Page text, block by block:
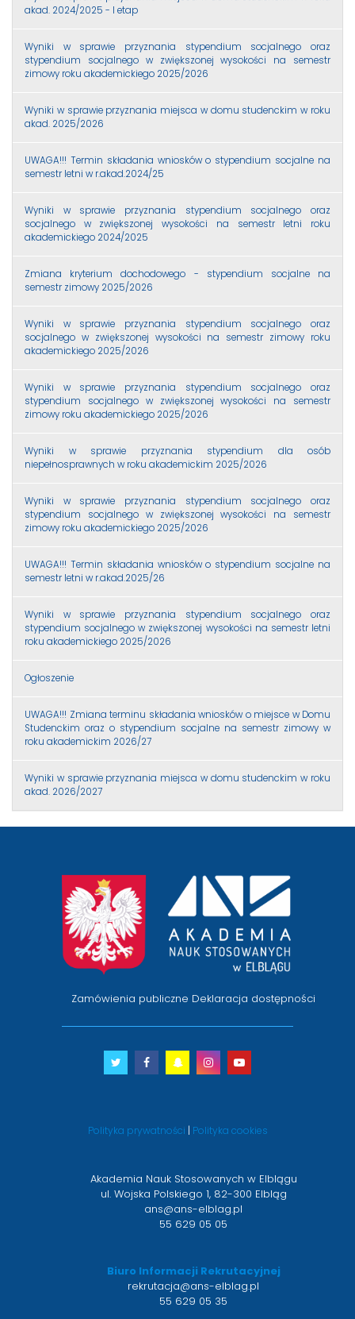
akad. 2024/2025 - I etap
Wyniki w sprawie przyznania stypendium socjalnego oraz
stypendium socjalnego w zwiększonej wysokości na semestr
zimowy roku akademickiego 2025/2026
Wyniki w sprawie przyznania miejsca w domu studenckim w roku
akad. 2025/2026
UWAGA!!! Termin składania wniosków o stypendium socjalne na
semestr letni w r.akad.2024/25
Wyniki w sprawie przyznania stypendium socjalnego oraz
socjalnego w zwiększonej wysokości na semestr letni roku
akademickiego 2024/2025
Zmiana kryterium dochodowego - stypendium socjalne na
semestr zimowy 2025/2026
Wyniki w sprawie przyznania stypendium socjalnego oraz
socjalnego w zwiększonej wysokości na semestr zimowy roku
akademickiego 2025/2026
Wyniki w sprawie przyznania stypendium socjalnego oraz
stypendium socjalnego w zwiększonej wysokości na semestr
zimowy roku akademickiego 2025/2026
Wyniki w sprawie przyznania stypendium dla osób
niepełnosprawnych w roku akademickim 2025/2026
Wyniki w sprawie przyznania stypendium socjalnego oraz
stypendium socjalnego w zwiększonej wysokości na semestr
zimowy roku akademickiego 2025/2026
UWAGA!!! Termin składania wniosków o stypendium socjalne na
semestr letni w r.akad.2025/26
Wyniki w sprawie przyznania stypendium socjalnego oraz
stypendium socjalnego w zwiększonej wysokości na semestr letni
roku akademickiego 2025/2026
Ogłoszenie
UWAGA!!! Zmiana terminu składania wniosków o miejsce w Domu
Studenckim oraz o stypendium socjalne na semestr zimowy w
roku akademickim 2026/27
Wyniki w sprawie przyznania miejsca w domu studenckim w roku
akad. 2026/2027
Zamówienia publiczne Deklaracja dostępności
Twitter
otwiera
nowym
Facebook
otwiera
nowym
Snapchat
otwiera
nowym
Instagram
otwiera
nowym
Youtube
otwiera
nowym
Polityka prywatności | Polityka cookies
Akademia Nauk Stosowanych w Elblągu
ul. Wojska Polskiego 1, 82-300 Elbląg
ans@ans-elblag.pl
55 629 05 05
Biuro Informacji Rekrutacyjnej
rekrutacja@ans-elblag.pl
55 629 05 35